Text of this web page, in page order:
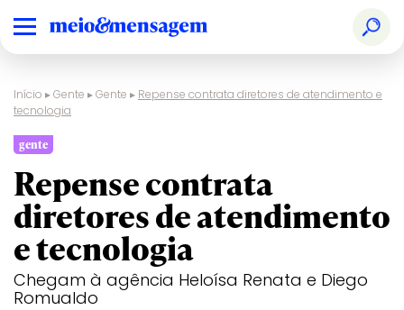
Início ▸Gente ▸Gente ▸ Repense contrata diretores de atendimento e
tecnologia
gente
Repense contrata
diretores de atendimento
e tecnologia
Chegam à agência Heloísa Renata e Diego
Romualdo